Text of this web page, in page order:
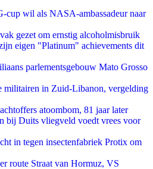
cup wil als NASA-ambassadeur naar
gezet om ernstig alcoholmisbruik
eigen "Platinum" achievements dit
parlementsgebouw Mato Grosso
militairen in Zuid-Libanon, vergelding
atoombom, 81 jaar later
bij Duits vliegveld voedt vrees voor
in tegen insectenfabriek Protix om
route Straat van Hormuz, VS